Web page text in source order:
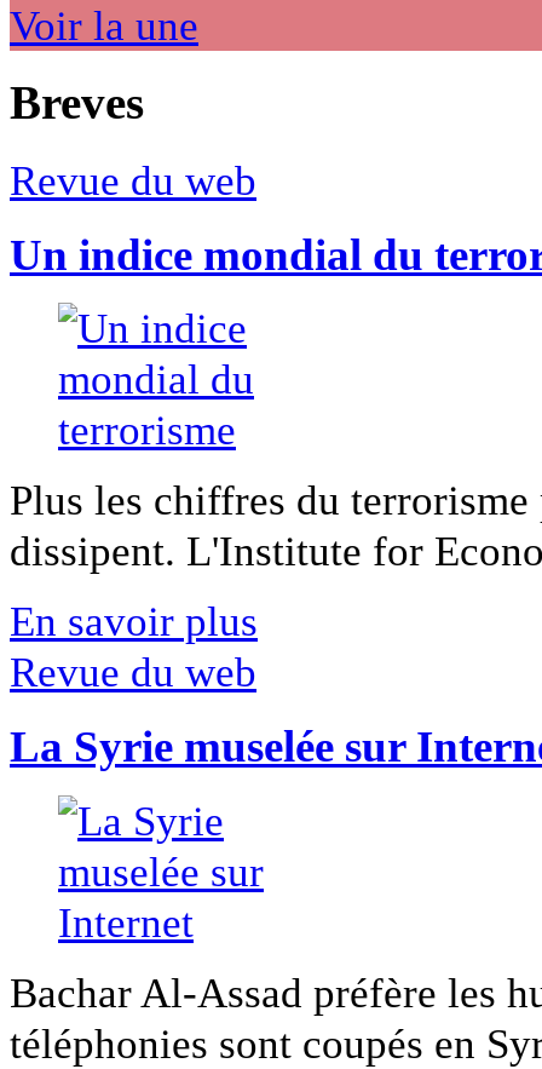
Voir la une
Breves
Revue du web
Un indice mondial du
Plus les chiffres du
dissipent. L'Institute for
En savoir plus
Revue du web
La Syrie muselée sur
Bachar Al-Assad préfère les
téléphonies sont coupés en